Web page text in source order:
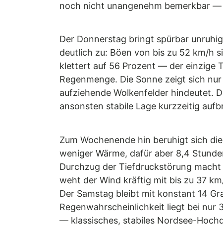
noch nicht unangenehm bemerkbar
Der Donnerstag bringt spürbar
deutlich zu: Böen von bis zu 52 km/h
klettert auf 56 Prozent — der einzige
Regenmenge. Die Sonne zeigt sich
aufziehende Wolkenfelder hindeutet.
ansonsten stabile Lage kurzzeitig
Zum Wochenende hin beruhigt sich
weniger Wärme, dafür aber 8,4
Durchzug der Tiefdruckstörung
weht der Wind kräftig mit bis zu 37
Der Samstag bleibt mit konstant 14
Regenwahrscheinlichkeit liegt bei nur
— klassisches, stabiles Nordsee-